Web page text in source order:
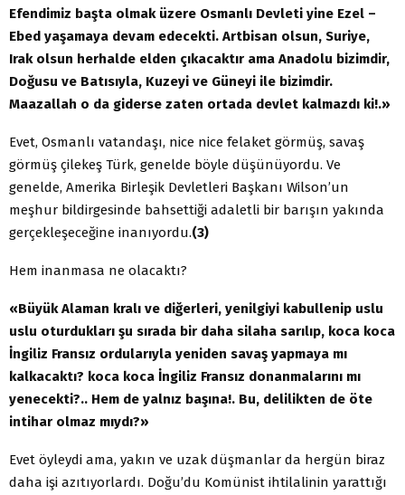
Efendimiz başta olmak üzere Osmanlı Devleti yine Ezel –
Ebed yaşamaya devam edecekti. Artbisan olsun, Suriye,
Irak olsun herhalde elden çıkacaktır ama Anadolu bizimdir,
Doğusu ve Batısıyla, Kuzeyi ve Güneyi ile bizimdir.
Maazallah o da giderse zaten ortada devlet kalmazdı ki!.»
Evet, Osmanlı vatandaşı, nice nice felaket görmüş, savaş
görmüş çilekeş Türk, genelde böyle düşünüyordu. Ve
genelde, Amerika Birleşik Devletleri Başkanı Wilson’un
meşhur bildirgesinde bahsettiği adaletli bir barışın yakında
gerçekleşeceğine inanıyordu.(3)
Hem inanmasa ne olacaktı?
«Büyük Alaman kralı ve diğerleri, yenilgiyi kabullenip uslu
uslu oturdukları şu sırada bir daha silaha sarılıp, koca koca
İngiliz Fransız ordularıyla yeniden savaş yapmaya mı
kalkacaktı? koca koca İngiliz Fransız donanmalarını mı
yenecekti?.. Hem de yalnız başına!. Bu, delilikten de öte
intihar olmaz mıydı?»
Evet öyleydi ama, yakın ve uzak düşmanlar da hergün biraz
daha işi azıtıyorlardı. Doğu’du Komünist ihtilalinin yarattığı